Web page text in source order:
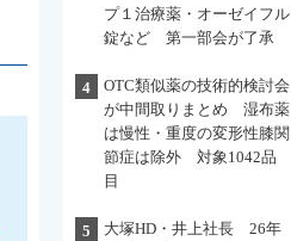
プ１治療薬・オーゼイフル
錠など 第一部会が了承
4
OTC類似薬の技術的検討会
が中間取りまとめ 湿布薬
は慢性・重度の変形性膝関
節症は除外 対象1042品
目
5
大塚HD・井上社長 26年